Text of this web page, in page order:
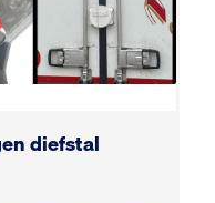
diefstal